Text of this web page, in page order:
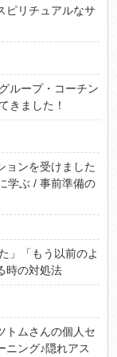
ピリチュアルなサ
ループ・コーチン
きました！
ョンを受けました
学ぶ / 事前準備の
」「もう以前のよ
時の対処法
トムさんの個人セ
ニング♪隠れアス